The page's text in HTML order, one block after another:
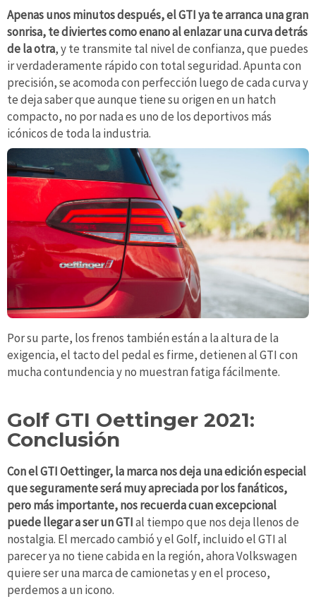
Apenas unos minutos después, el GTI ya te arranca una gran
sonrisa, te diviertes como enano al enlazar una curva detrás
de la otra, y te transmite tal nivel de confianza, que puedes
ir verdaderamente rápido con total seguridad. Apunta con
precisión, se acomoda con perfección luego de cada curva y
te deja saber que aunque tiene su origen en un hatch
compacto, no por nada es uno de los deportivos más
icónicos de toda la industria.
Por su parte, los frenos también están a la altura de la
exigencia, el tacto del pedal es firme, detienen al GTI con
mucha contundencia y no muestran fatiga fácilmente.
Golf GTI Oettinger 2021:
Conclusión
Con el GTI Oettinger, la marca nos deja una edición especial
que seguramente será muy apreciada por los fanáticos,
pero más importante, nos recuerda cuan excepcional
puede llegar a ser un GTIal tiempo que nos deja llenos de
nostalgia. El mercado cambió y el Golf, incluido el GTI al
parecer ya no tiene cabida en la región, ahora Volkswagen
quiere ser una marca de camionetas y en el proceso,
perdemos a un icono.